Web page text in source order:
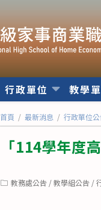
行政單位 教學
首頁 / 最新消息 / 行政單位
「114學年度
Post教務處公告 / 教學組公告 /